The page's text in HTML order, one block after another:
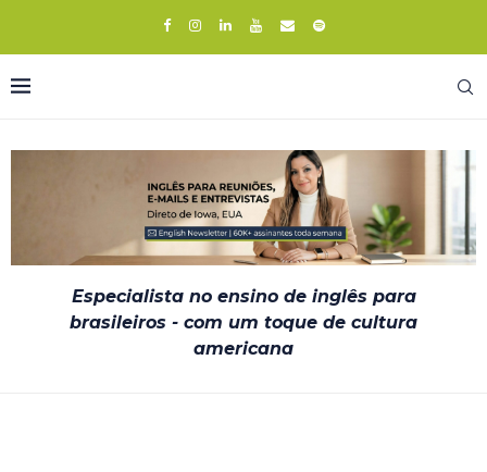
Especialista no ensino de inglês para
brasileiros - com um toque de cultura
americana